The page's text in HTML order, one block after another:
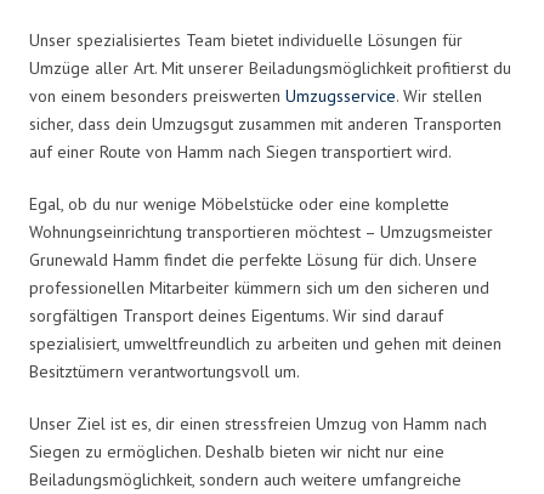
Unser spezialisiertes Team bietet individuelle Lösungen für
Umzüge aller Art. Mit unserer Beiladungsmöglichkeit profitierst du
von einem besonders preiswerten Umzugsservice. Wir stellen
sicher, dass dein Umzugsgut zusammen mit anderen Transporten
auf einer Route von Hamm nach Siegen transportiert wird.
Egal, ob du nur wenige Möbelstücke oder eine komplette
Wohnungseinrichtung transportieren möchtest – Umzugsmeister
Grunewald Hamm findet die perfekte Lösung für dich. Unsere
professionellen Mitarbeiter kümmern sich um den sicheren und
sorgfältigen Transport deines Eigentums. Wir sind darauf
spezialisiert, umweltfreundlich zu arbeiten und gehen mit deinen
Besitztümern verantwortungsvoll um.
Unser Ziel ist es, dir einen stressfreien Umzug von Hamm nach
Siegen zu ermöglichen. Deshalb bieten wir nicht nur eine
Beiladungsmöglichkeit, sondern auch weitere umfangreiche